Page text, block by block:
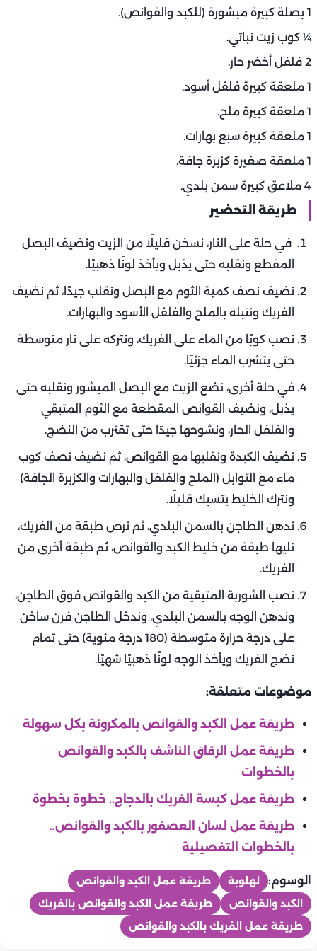
1 بصلة كبيرة مبشورة (للكبد والقوانص).
¼ كوب زيت نباتي.
2 فلفل أخضر حار.
1 ملعقة كبيرة فلفل أسود.
1 ملعقة كبيرة ملح.
1 ملعقة كبيرة سبع بهارات.
1 ملعقة صغيرة كزبرة جافة.
4 ملاعق كبيرة سمن بلدي.
طريقة التحضير
في حلة على النار، نسخن قليلًا من الزيت ونضيف البصل
المقطع ونقلبه حتى يذبل ويأخذ لونًا ذهبيًا.
نضيف نصف كمية الثوم مع البصل ونقلب جيدًا، ثم نضيف
الفريك ونتبله بالملح والفلفل الأسود والبهارات.
نصب كوبًا من الماء على الفريك، ونتركه على نار متوسطة
حتى يتشرب الماء جزئيًا.
في حلة أخرى، نضع الزيت مع البصل المبشور ونقلبه حتى
يذبل، ونضيف القوانص المقطعة مع الثوم المتبقي
والفلفل الحار، ونشوحها جيدًا حتى تقترب من النضج.
نضيف الكبدة ونقلبها مع القوانص، ثم نضيف نصف كوب
ماء مع التوابل (الملح والفلفل والبهارات والكزبرة الجافة)
ونترك الخليط يتسبك قليلًا.
ندهن الطاجن بالسمن البلدي، ثم نرص طبقة من الفريك،
تليها طبقة من خليط الكبد والقوانص، ثم طبقة أخرى من
الفريك.
نصب الشوربة المتبقية من الكبد والقوانص فوق الطاجن،
وندهن الوجه بالسمن البلدي، وندخل الطاجن فرن ساخن
على درجة حرارة متوسطة (180 درجة مئوية) حتى تمام
نضج الفريك ويأخذ الوجه لونًا ذهبيًا شهيًا.
موضوعات متعلقة:
طريقة عمل الكبد والقوانص بالمكرونة بكل سهولة
طريقة عمل الرقاق الناشف بالكبد والقوانص
بالخطوات
طريقة عمل كبسة الفريك بالدجاج.. خطوة بخطوة
طريقة عمل لسان العصفور بالكبد والقوانص..
بالخطوات التفصيلية
الوسوم: لهلوبة
طريقة عمل الكبد والقوانص
الكبد والقوانص
طريقة عمل الكبد والقوانص بالفريك
طريقة عمل الفريك بالكبد والقوانص